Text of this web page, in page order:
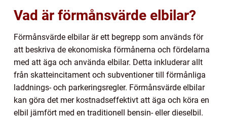
Vad är förmånsvärde elbilar?
Förmånsvärde elbilar är ett begrepp som används för
att beskriva de ekonomiska förmånerna och fördelarna
med att äga och använda elbilar. Detta inkluderar allt
från skatteincitament och subventioner till förmånliga
laddnings- och parkeringsregler. Förmånsvärde elbilar
kan göra det mer kostnadseffektivt att äga och köra en
elbil jämfört med en traditionell bensin- eller dieselbil.